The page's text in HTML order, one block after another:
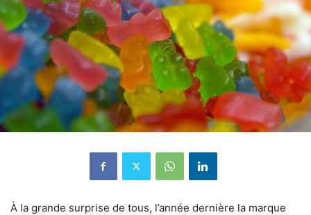
À la grande surprise de tous, l’année dernière la marque